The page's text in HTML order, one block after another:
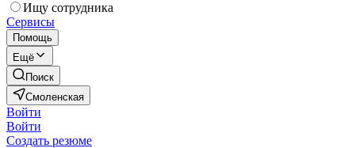
Ищу сотрудника
Сервисы
Помощь
Ещё
Поиск
Смоленская
Войти
Войти
Создать резюме